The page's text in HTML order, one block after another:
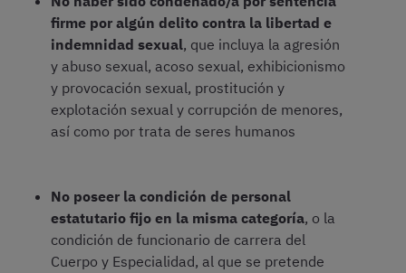
firme por algún delito contra la libertad e
indemnidad sexual, que incluya la agresión
y abuso sexual, acoso sexual, exhibicionismo
y provocación sexual, prostitución y
explotación sexual y corrupción de menores,
así como por trata de seres humanos
No poseer la condición de personal
estatutario fijo en la misma categoría, o la
condición de funcionario de carrera del
Cuerpo y Especialidad, al que se pretende